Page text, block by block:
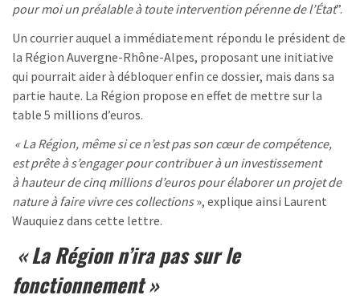
pour moi un préalable à toute intervention pérenne de l’État”.
Un courrier auquel a immédiatement répondu le président de
la Région Auvergne-Rhône-Alpes, proposant une initiative
qui pourrait aider à débloquer enfin ce dossier, mais dans sa
partie haute. La Région propose en effet de mettre sur la
table 5 millions d’euros.
« La Région, même si ce n’est pas son cœur de compétence,
est prête à s’engager pour contribuer à un investissement
à hauteur de cinq millions d’euros pour élaborer un projet de
nature à faire vivre ces collections», explique ainsi Laurent
Wauquiez dans cette lettre.
« La Région n’ira pas sur le
fonctionnement »